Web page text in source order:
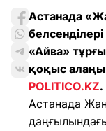
Астанада
«Айва»
қоқыс
POLITICO.KZ.
Астанада